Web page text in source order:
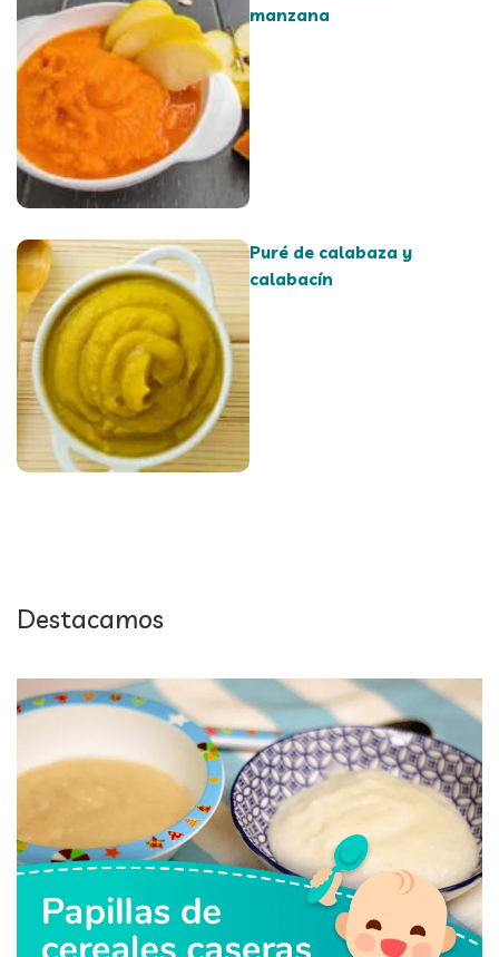
manzana
Puré de calabaza y
calabacín
Destacamos